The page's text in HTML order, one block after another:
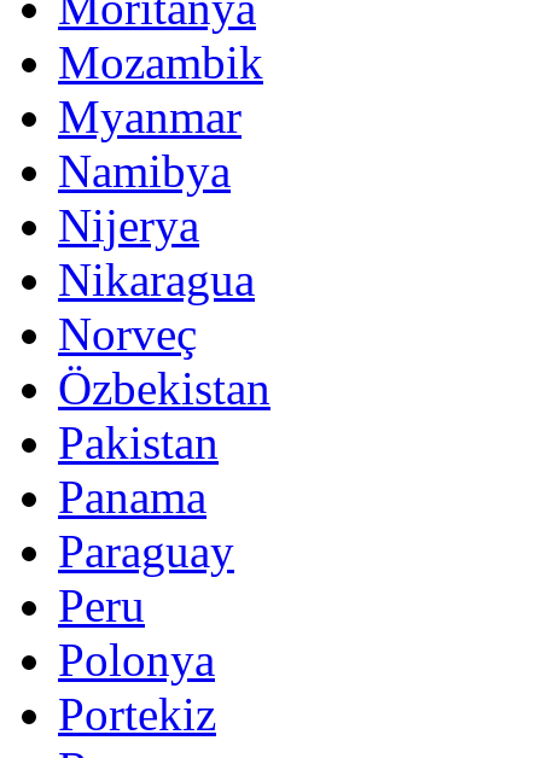
Mozambik
Myanmar
Namibya
Nijerya
Nikaragua
Norveç
Özbekistan
Pakistan
Panama
Paraguay
Peru
Polonya
Portekiz